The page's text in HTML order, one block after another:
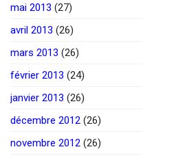
mai 2013 (27)
avril 2013 (26)
mars 2013 (26)
février 2013 (24)
janvier 2013 (26)
décembre 2012 (26)
novembre 2012 (26)